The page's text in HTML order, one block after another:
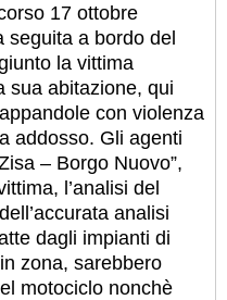
17 ottobre
seguita a bordo del
la vittima
sua abitazione, qui
con violenza
addosso. Gli agenti
– Borgo Nuovo”,
l’analisi del
analisi
dagli impianti di
zona, sarebbero
motociclo nonchè